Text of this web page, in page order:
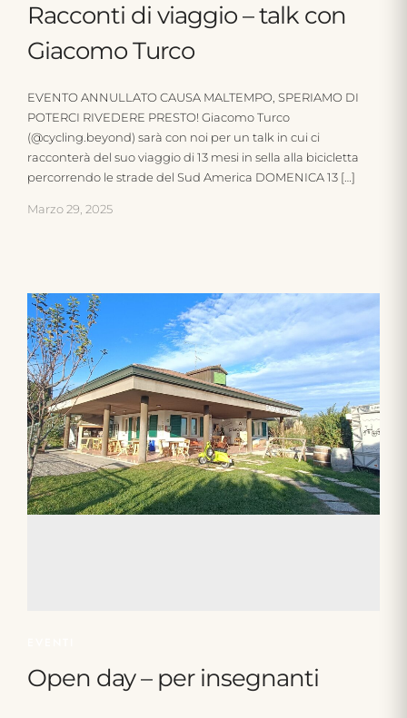
Racconti di viaggio – talk con
Giacomo Turco
EVENTO ANNULLATO CAUSA MALTEMPO, SPERIAMO DI
POTERCI RIVEDERE PRESTO! Giacomo Turco
(@cycling.beyond) sarà con noi per un talk in cui ci
racconterà del suo viaggio di 13 mesi in sella alla bicicletta
percorrendo le strade del Sud America DOMENICA 13 […]
Marzo 29, 2025
Open day – per insegnanti